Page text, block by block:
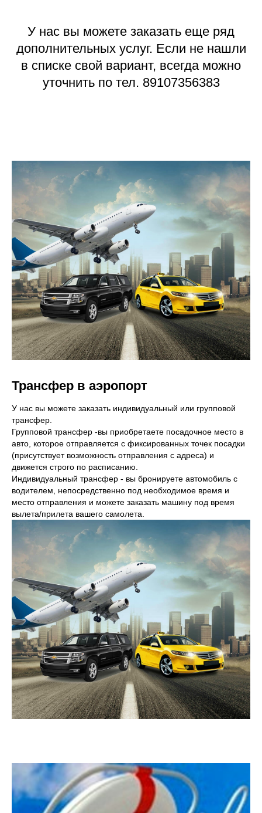
У нас вы можете заказать еще ряд
дополнительных услуг. Если не нашли
в списке свой вариант, всегда можно
уточнить по тел. 89107356383
Трансфер в аэропорт
У нас вы можете заказать индивидуальный или групповой
трансфер.
Групповой трансфер -вы приобретаете посадочное место в
авто, которое отправляется с фиксированных точек посадки
(присутствует возможность отправления с адреса) и
движется строго по расписанию.
Индивидуальный трансфер - вы бронируете автомобиль с
водителем, непосредственно под необходимое время и
место отправления и можете заказать машину под время
вылета/прилета вашего самолета.